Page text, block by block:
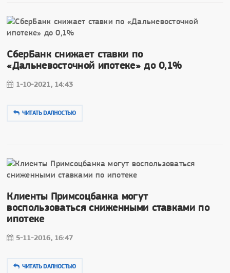
СберБанк снижает ставки по
«Дальневосточной ипотеке» до 0,1%
1-10-2021, 14:43
ЧИТАТЬ DAЛНОСТЬЮ
Клиенты Примсоцбанка могут
воспользоваться сниженными ставками по
ипотеке
5-11-2016, 16:47
ЧИТАТЬ DAЛНОСТЬЮ